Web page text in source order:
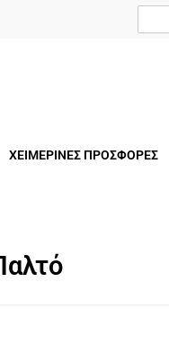
ΧΕΙΜΕΡΙΝΕΣ ΠΡΟΣΦΟΡΕΣ